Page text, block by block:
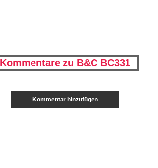
Kommentare zu B&C BC331
Kommentar hinzufügen